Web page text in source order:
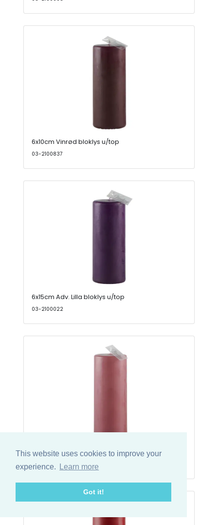
This website uses cookies to improve your
experience.
Learn more
Got it!
6x10cm Vinrød bloklys u/top
03-2100837
6x15cm Adv. Lilla bloklys u/top
03-2100022
6x15cm Blomme bloklys OD u/top
03-2100368